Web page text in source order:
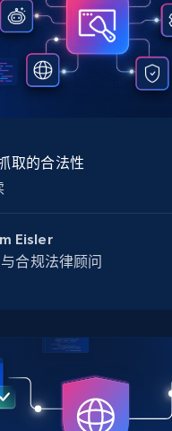
Eisler
合规法律顾问
取的合法性